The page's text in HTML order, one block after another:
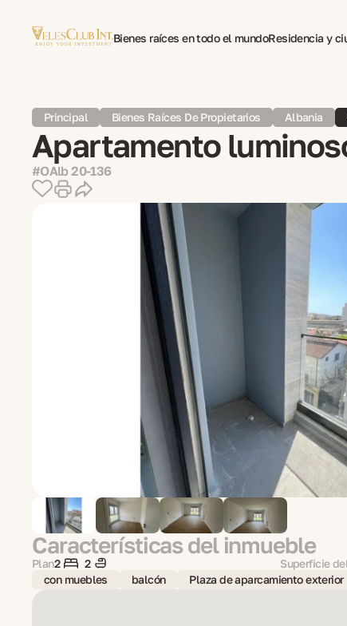
Bienes raíces en todo el mundoResidencia y
Principal Bienes Raíces De Propietarios Albania
Apartamento
#OAlb 20-136
Características del inmueble
Plan2 2 Superficie
con muebles
balcón Plaza de aparcamiento exterior